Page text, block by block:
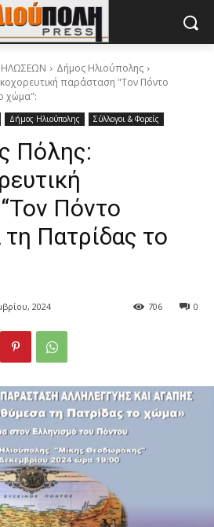
Δήμος Ηλιούπολης
παράσταση "Τον Πόντο
χώμα":
Δήμος Ηλιούπολης Σύλλογοι & Φορείς
Πόλης:
Πόντο
Πατρίδας το
2024 0
706